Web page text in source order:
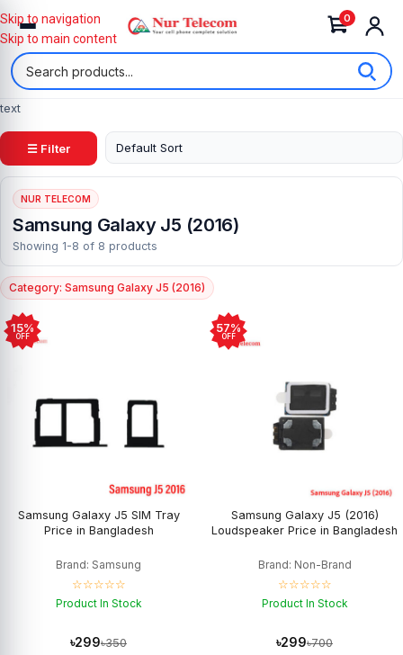
0
Skip to navigation
Skip to main content
text
☰ Filter
NUR TELECOM
Samsung Galaxy J5 (2016)
Showing 1-8 of 8 products
Category: Samsung Galaxy J5 (2016)
15%
OFF
Samsung Galaxy J5 SIM Tray
Price in Bangladesh
Brand: Samsung
☆☆☆☆☆
Product In Stock
৳299৳350
57%
OFF
Samsung Galaxy J5 (2016)
Loudspeaker Price in Bangladesh
Brand: Non-Brand
☆☆☆☆☆
Product In Stock
৳299৳700